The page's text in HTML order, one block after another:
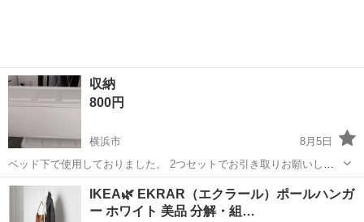
収納
800円
横浜市
8月5日
ベッド下で使用しておりました。 2つセットでお引き取りお願いしま
す。
神奈川 横浜市
IKEA🌿‬ EKRAR（エクラール）ポールハンガ
ー ホワイト 美品 分解・組…